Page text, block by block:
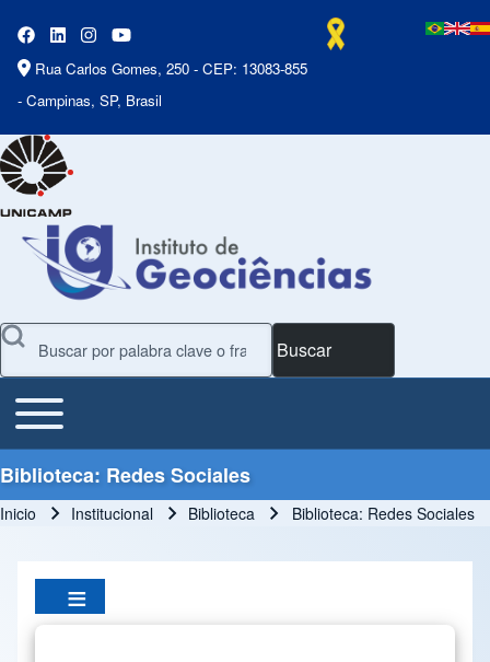
Rua Carlos Gomes, 250 - CEP: 13083-855
- Campinas, SP, Brasil
Buscar
Main Menu
Toggle main menu
Biblioteca: Redes Sociales
Inicio Institucional Biblioteca Biblioteca: Redes Sociales